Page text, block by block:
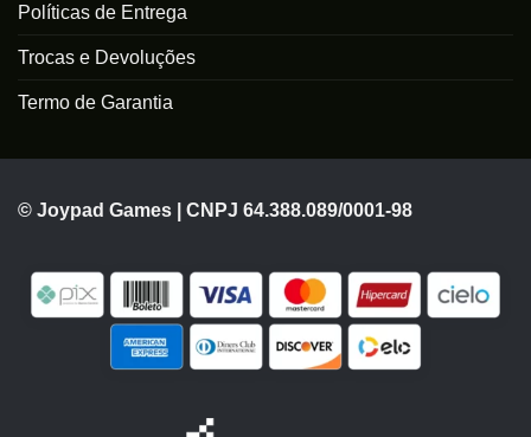
Políticas de Entrega
Trocas e Devoluções
Termo de Garantia
© Joypad Games | CNPJ 64.388.089/0001-98